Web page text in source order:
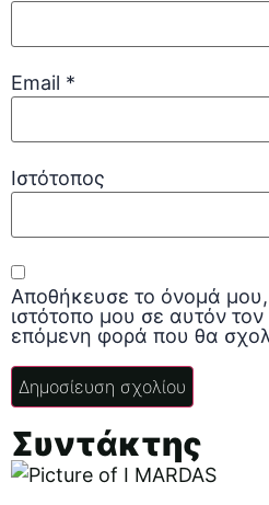
Email *
Ιστότοπος
Αποθήκευσε το όνομά μου,
ιστότοπο μου σε αυτόν
επόμενη φορά που θα
Συντάκτης